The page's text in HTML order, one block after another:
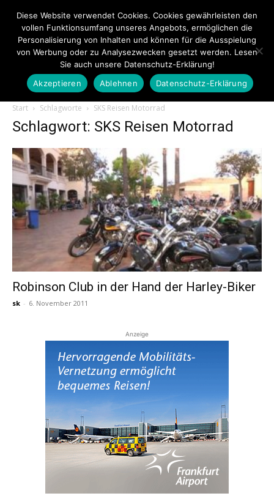
Touristiknews.de
Touristiknews
und
Start Schlagworte SKS Reisen Motorrad
Schlagwort: SKS Reisen Motorrad
Robinson Club in der Hand der Harley-Biker
sk - 6. November 2011
Anzeige
Diese Website verwendet Cookies. Cookies gewährleisten den
vollen Funktionsumfang unseres Angebots, ermöglichen die
Personalisierung von Inhalten und können für die Ausspielung
von Werbung oder zu Analysezwecken gesetzt werden. Lesen
Sie auch unsere Datenschutz-Erklärung!
Akzeptieren
Ablehnen Datenschutz-Erklärung